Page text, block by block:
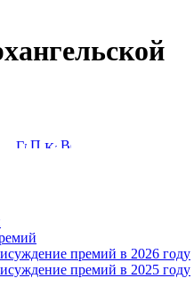
премий в 2026 году
премий в 2025 году